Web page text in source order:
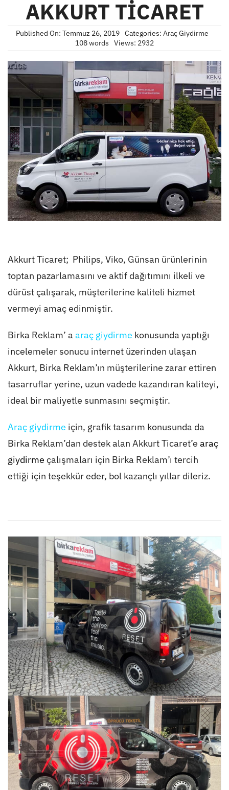
AKKURT TİCARET
Published On: Temmuz 26, 2019 Categories: Araç Giydirme
108 words
Views: 2932
Akkurt Ticaret; Philips, Viko, Günsan ürünlerinin
toptan pazarlamasını ve aktif dağıtımını ilkeli ve
dürüst çalışarak, müşterilerine kaliteli hizmet
vermeyi amaç edinmiştir.
Birka Reklam’ a araç giydirme konusunda yaptığı
incelemeler sonucu internet üzerinden ulaşan
Akkurt, Birka Reklam’ın müşterilerine zarar ettiren
tasarruflar yerine, uzun vadede kazandıran kaliteyi,
ideal bir maliyetle sunmasını seçmiştir.
Araç giydirme için, grafik tasarım konusunda da
Birka Reklam’dan destek alan Akkurt Ticaret’e araç
giydirme çalışmaları için Birka Reklam’ı tercih
ettiği için teşekkür eder, bol kazançlı yıllar dileriz.